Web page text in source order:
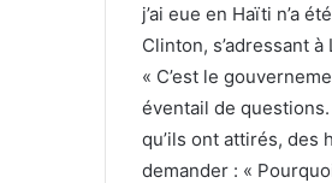
j’ai eue en Haïti n’a
Clinton, s’adressant
« C’est le
éventail de
qu’ils ont attirés, des
demander : «